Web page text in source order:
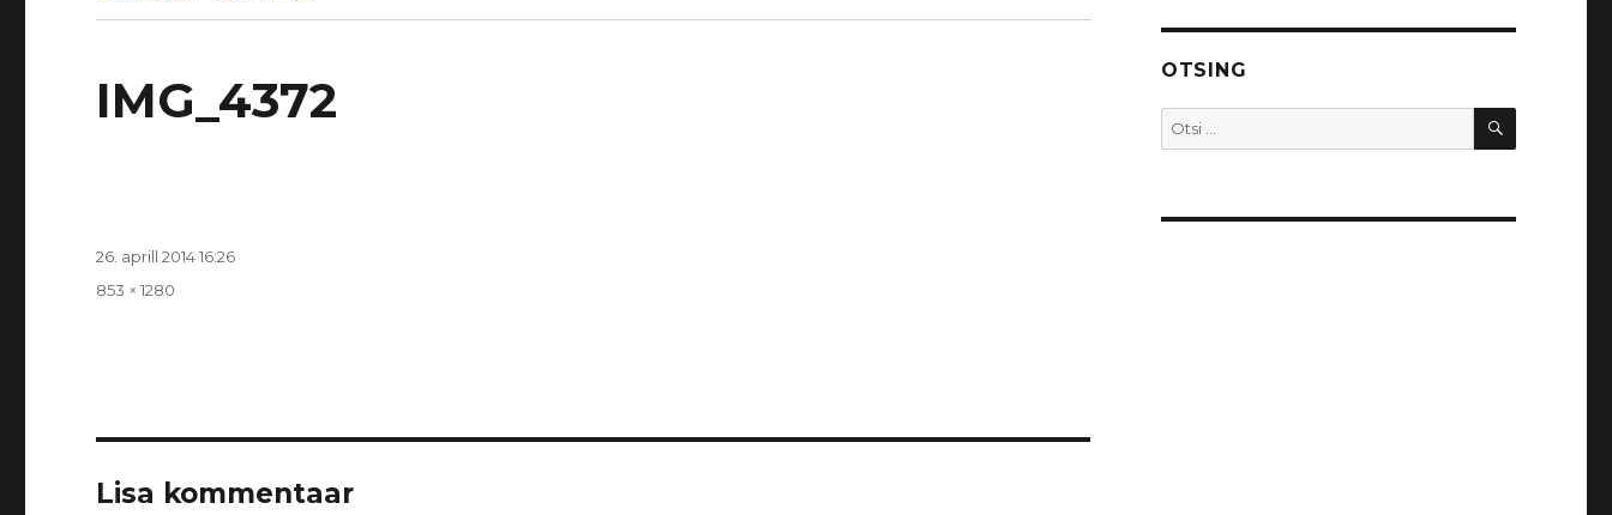
IMG_4372
Postitatud
26. aprill 2014 16:26
Täissuurus
853 × 1280
Lisa kommentaar
OTSING
Otsi: OTSI